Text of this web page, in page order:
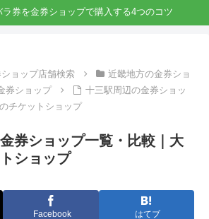
券を金券ショップで購入する4つのコツ
ョップ店舗検索
近畿地方の金券ショ
券ショップ
十三駅周辺の金券ショッ
チケットショップ
券ショップ一覧・比較｜大
ショップ
Facebook はてブ